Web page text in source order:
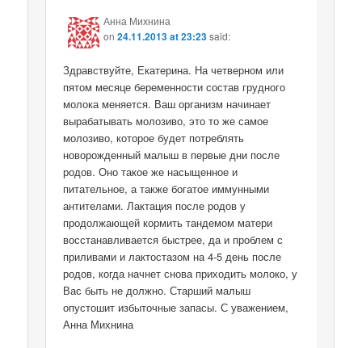
Анна Михнина
on24.11.2013 at 23:23said:
Здравствуйте, Екатерина. На четверном или
пятом месяце беременности состав грудного
молока меняется. Ваш организм начинает
вырабатывать молозиво, это то же самое
молозиво, которое будет потреблять
новорожденный малыш в первые дни после
родов. Оно такое же насыщенное и
питательное, а также богатое иммунными
антителами. Лактация после родов у
продолжающей кормить тандемом матери
восстанавливается быстрее, да и проблем с
приливами и лактостазом на 4-5 день после
родов, когда начнет снова приходить молоко, у
Вас быть не должно. Старший малыш
опустошит избыточные запасы. С уважением,
Анна Михнина